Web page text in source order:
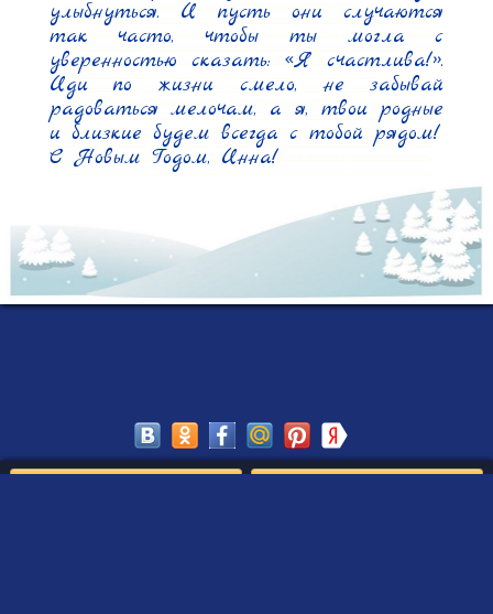
улыбнуться. И пусть они случаются
так часто, чтобы ты могла с
уверенностью сказать: «Я счастлива!».
Иди по жизни смело, не забывай
радоваться мелочам, а я, твои родные
и близкие будем всегда с тобой рядом!
С Новым Годом, Инна!